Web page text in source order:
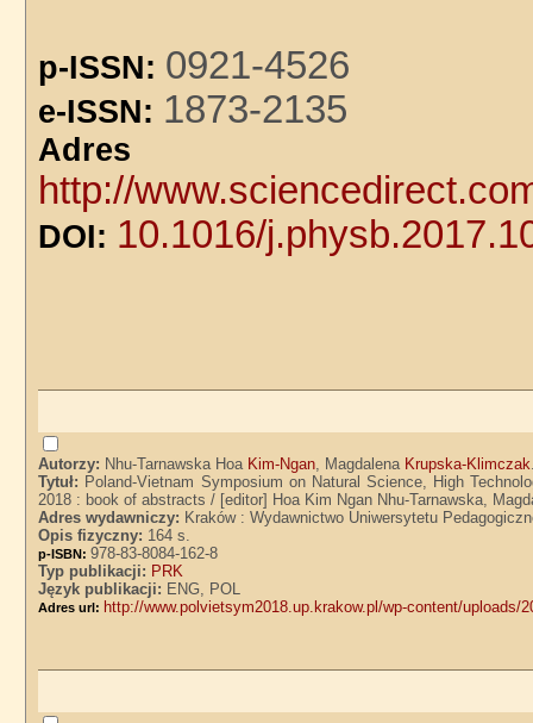
p-ISSN: 0921-4526
e-ISSN: 1873-2135
http://
DOI: 10.1016/
Autorzy: Nhu-Tarnawska Hoa Kim-Ngan , Magdalena Krupska-Klimczak
Tytuł: Poland-Vietnam Symposium on Natural Science, High
2018 : book of abstracts / [editor] Hoa Kim Ngan Nhu-Tarnawska,
Adres wydawniczy: Kraków : Wydawnictwo Uniwersytetu
Opis fizyczny: 164 s.
p-ISBN:978-83-8084-162-8
Typ publikacji: PRK
Język publikacji: ENG, POL
Adres url: http://www.polvietsym2018.up.krakow.pl/wp-content/